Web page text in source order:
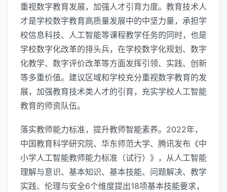
重视数字教育发展，加强人才引育力度。教育技术人
才是学校数字教育高质量发展中的中坚力量，承担学
校信息科技、人工智能等课程教学任务的同时，也是
学校数字化改革的排头兵，在学校数字化规划、数字
化教学、数字评价改革等方面发挥引领、实践、创新
等多重价值。建议区域和学校充分重视数字教育的发
展，加强教育技术类人才的引育，充实学校人工智能
教育的师资队伍。
落实教师能力标准，提升教师智能素养。2022年，
中国教育科学研究院、华东师范大学、腾讯发布《中
小学人工智能教师能力标准（试行）》，从人工智能
理解与意识、基本知识、基本技能、问题解决、教学
实践、伦理与安全6个维度提出18项基本技能要求，